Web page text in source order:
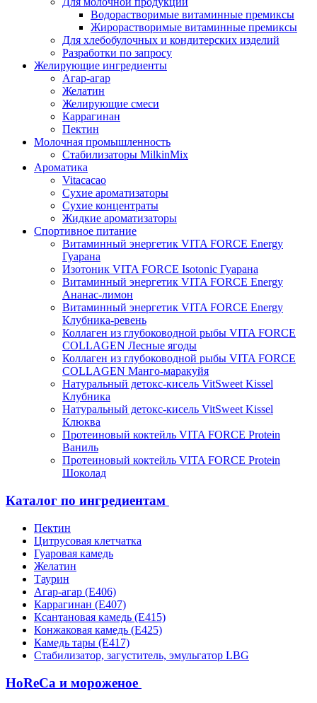
Водорастворимые витаминные премиксы
Жирорастворимые витаминные премиксы
Для хлебобулочных и кондитерских изделий
Разработки по запросу
Желирующие ингредиенты
Агар-агар
Желатин
Желирующие смеси
Каррагинан
Пектин
Молочная промышленность
Стабилизаторы MilkinMix
Ароматика
Vitacacao
Сухие ароматизаторы
Сухие концентраты
Жидкие ароматизаторы
Спортивное питание
Витаминный энергетик VITA FORCE Energy
Гуарана
Изотоник VITA FORCE Isotonic Гуарана
Витаминный энергетик VITA FORCE Energy
Ананас-лимон
Витаминный энергетик VITA FORCE Energy
Клубника-ревень
Коллаген из глубоководной рыбы VITA FORCE
COLLAGEN Лесные ягоды
Коллаген из глубоководной рыбы VITA FORCE
COLLAGEN Манго-маракуйя
Натуральный детокс-кисель VitSweet Kissel
Клубника
Натуральный детокс-кисель VitSweet Kissel
Клюква
Протеиновый коктейль VITA FORCE Protein
Ваниль
Протеиновый коктейль VITA FORCE Protein
Шоколад
Каталог по ингредиентам
Пектин
Цитрусовая клетчатка
Гуаровая камедь
Желатин
Таурин
Агар-агар (Е406)
Каррагинан (Е407)
Ксантановая камедь (Е415)
Конжаковая камедь (Е425)
Камедь тары (Е417)
Стабилизатор, загуститель, эмульгатор LBG
HoReCa и мороженое